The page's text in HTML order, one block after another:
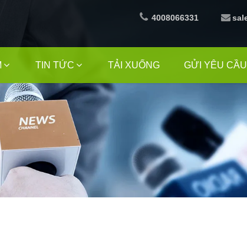
4008066331
TIN TỨC TẢI XUỐNG GỬI YÊU CẦU